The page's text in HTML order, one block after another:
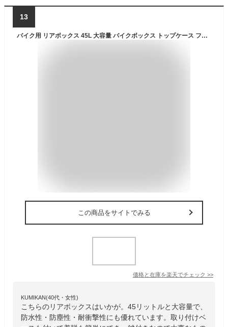
13
バイク用 リアボックス 45L 大容量 バイクボックス トップケース フルフェイス対応 バイク バイク用 スパーカブ クロスカ ABS材質 23色 防水 防塵 取付ベース付 耐衝撃 トップケース リアケース バイクキャリー 着脱可能 鍵付 汎用
この商品をサイトでみる
価格と在庫を楽天でチェック >>
KUMIKAN(40代・女性)
こちらのリアボックスはいかが。45リットルと大容量で、
防水性・防塵性・耐衝撃性にも優れています。取り付けベ